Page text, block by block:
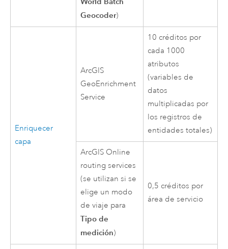
Geocoder)
Enriquecer
capa
ArcGIS
GeoEnrichment
Service
10 créditos por
cada 1000
atributos
(variables de
datos
multiplicadas por
los registros de
entidades totales)
ArcGIS Online
routing services
(se utilizan si se
elige un modo
de viaje para
Tipo de
medición)
0,5 créditos por
área de servicio